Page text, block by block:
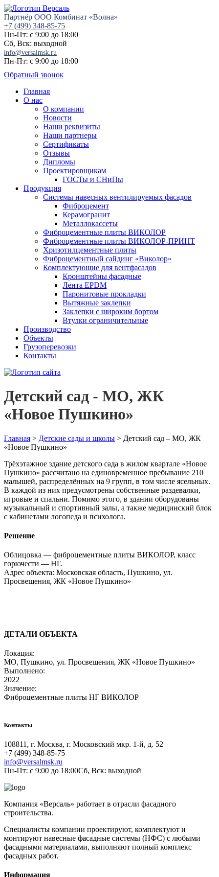
Партнёр ООО Комбинат «Волна»
+7 (499) 348-85-75
Пн-Пт: с 9:00 до 18:00
Сб, Вск: выходной
info@versalmsk.ru
Пн-Пт: с 9:00 до 18:00
Обратный звонок
Главная
О нас
О компании
Новости
Наши реквизиты
Наши партнеры
Сертификаты
Отзывы
Дипломы
Проектировщикам
ГОСТы и СНиПы
Продукция
Системы навесных вентилируемых фасадов
Фиброцемент
Керамогранит
Металлокассеты
Фиброцементные плиты ВИКОЛОР
Фиброцементные плиты ВИКОЛОР-ПРИНТ
Хризотилцементные плиты
Фиброцементный сайдинг «Виколор»
Комплектующие для вентфасадов
Кронштейны фасадные
Лента EPDM
Паронитовые прокладки
Вытяжные заклепки
Заклепки с широким бортом
Втулки ограничительные
Производство
Объекты
Грузоперевозки
Контакты
Детский сад - МО, ЖК
«Новое Пушкино»
Главная > Детские сады и школы > Детский сад – МО, ЖК
«Новое Пушкино»
Трёхэтажное здание детского сада в жилом квартале «Новое
Пушкино» рассчитано на единовременное пребывание 210
малышей, распределённых на 9 групп, в том числе ясельных.
В каждой из них предусмотрены собственные раздевалки,
игровые и спальни. Помимо этого, в здании оборудованы
музыкальный и спортивный залы, а также медицинский блок
с кабинетами логопеда и психолога.
Решение
Облицовка — фиброцементные плиты ВИКОЛОР, класс
горючести — НГ.
Адрес объекта: Московская область, Пушкино, ул.
Просвещения, ЖК «Новое Пушкино»
ДЕТАЛИ ОБЪЕКТА
Локация:
МО, Пушкино, ул. Просвещения, ЖК «Новое Пушкино»
Выполнено:
2022
Значение:
Фиброцементные плиты НГ ВИКОЛОР
Контакты
108811, г. Москва, г. Московский мкр. 1-й, д. 52
+7 (499) 348-85-75
info@versalmsk.ru
Пн-Пт: с 9:00 до 18:00Сб, Вск: выходной
Компания «Версаль» работает в отрасли фасадного
строительства.
Специалисты компании проектируют, комплектуют и
монтируют навесные фасадные системы (НФС) с любыми
фасадными материалами, выполняют полный комплекс
фасадных работ.
Информация